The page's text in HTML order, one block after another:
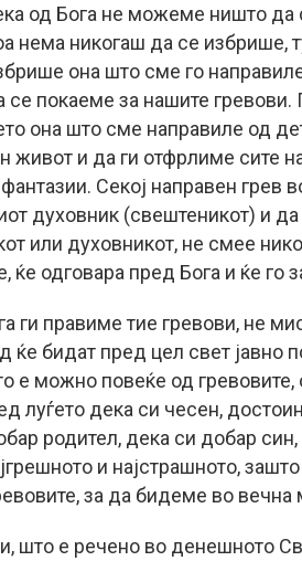
од Бога не можеме ништо да
нема никогаш да се избрише,
она што сме го
покаеме за нашите гревови.
она што сме направиле од
живот и да ги отфрлиме сите
Секој направен грев
духовник (свештеникот) и
или духовникот, не смее
ќе одговара пред Бога и ќе го
ги правиме тие гревови, не
ќе бидат пред цел свет јавно
е можно повеќе од
луѓето дека си чесен,
родител, дека си добар
и најстрашното,
за да бидеме во вечна
што е речено во денешното